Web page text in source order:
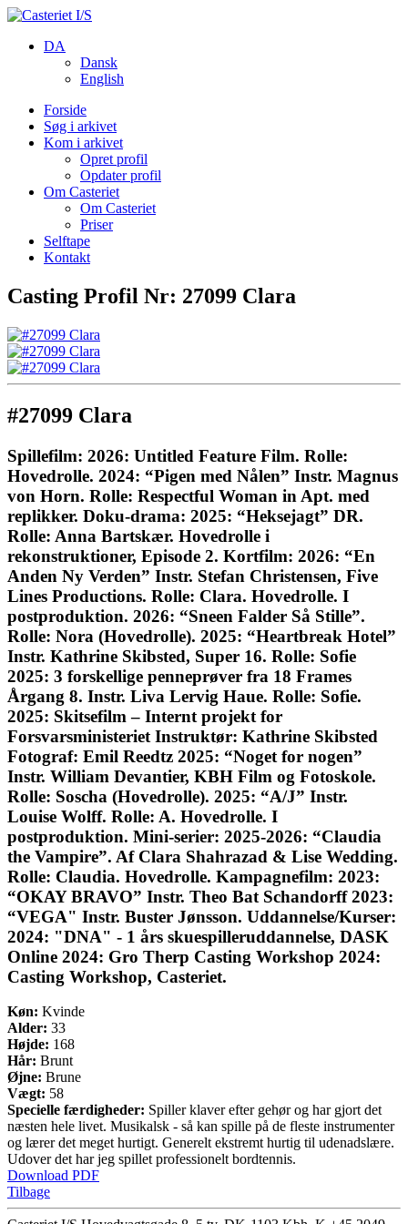
DA
Dansk
English
Forside
Søg i arkivet
Kom i arkivet
Opret profil
Opdater profil
Om Casteriet
Om Casteriet
Priser
Selftape
Kontakt
Casting Profil Nr: 27099 Clara
#27099 Clara
Spillefilm: 2026: Untitled Feature Film. Rolle:
Hovedrolle. 2024: “Pigen med Nålen” Instr. Magnus
von Horn. Rolle: Respectful Woman in Apt. med
replikker. Doku-drama: 2025: “Heksejagt” DR.
Rolle: Anna Bartskær. Hovedrolle i
rekonstruktioner, Episode 2. Kortfilm: 2026: “En
Anden Ny Verden” Instr. Stefan Christensen, Five
Lines Productions. Rolle: Clara. Hovedrolle. I
postproduktion. 2026: “Sneen Falder Så Stille”.
Rolle: Nora (Hovedrolle). 2025: “Heartbreak Hotel”
Instr. Kathrine Skibsted, Super 16. Rolle: Sofie
2025: 3 forskellige penneprøver fra 18 Frames
Årgang 8. Instr. Liva Lervig Haue. Rolle: Sofie.
2025: Skitsefilm – Internt projekt for
Forsvarsministeriet Instruktør: Kathrine Skibsted
Fotograf: Emil Reedtz 2025: “Noget for nogen”
Instr. William Devantier, KBH Film og Fotoskole.
Rolle: Soscha (Hovedrolle). 2025: “A/J” Instr.
Louise Wolff. Rolle: A. Hovedrolle. I
postproduktion. Mini-serier: 2025-2026: “Claudia
the Vampire”. Af Clara Shahrazad & Lise Wedding.
Rolle: Claudia. Hovedrolle. Kampagnefilm: 2023:
“OKAY BRAVO” Instr. Theo Bat Schandorff 2023:
“VEGA" Instr. Buster Jønsson. Uddannelse/Kurser:
2024: "DNA" - 1 års skuespilleruddannelse, DASK
Online 2024: Gro Therp Casting Workshop 2024:
Casting Workshop, Casteriet.
Køn: Kvinde
Alder: 33
Højde: 168
Hår: Brunt
Øjne: Brune
Vægt: 58
Specielle færdigheder: Spiller klaver efter gehør og har gjort det
næsten hele livet. Musikalsk - så kan spille på de fleste instrumenter
og lærer det meget hurtigt. Generelt ekstremt hurtig til udenadslære.
Udover det har jeg spillet professionelt bordtennis.
Download PDF
Tilbage